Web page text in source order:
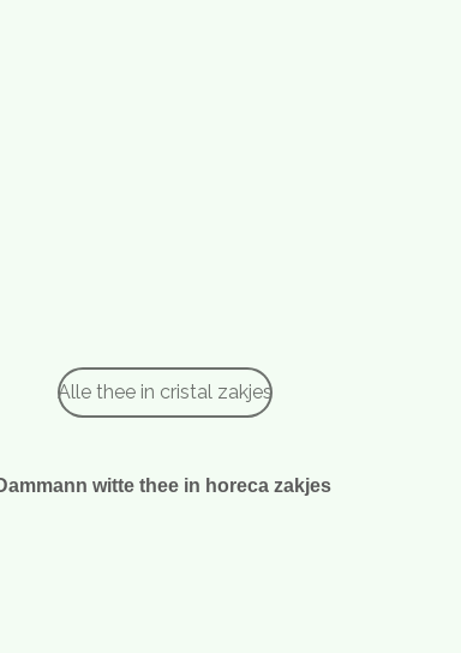
Alle thee in cristal zakjes
witte thee in horeca zakjes